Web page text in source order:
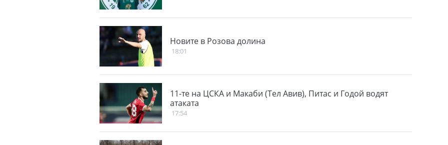
Новите в Розова долина
18:01
11-те на ЦСКА и Макаби (Тел Авив), Питас и Годой водят
атаката
17:54